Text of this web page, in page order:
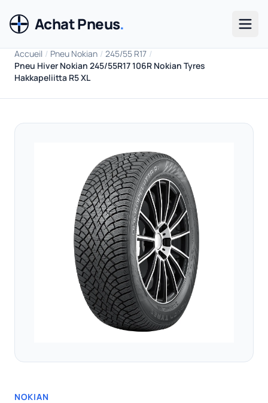
Achat Pneus.
Accueil / Pneu Nokian / 245/55 R17 /
Pneu Hiver Nokian 245/55R17 106R Nokian Tyres
Hakkapeliitta R5 XL
NOKIAN